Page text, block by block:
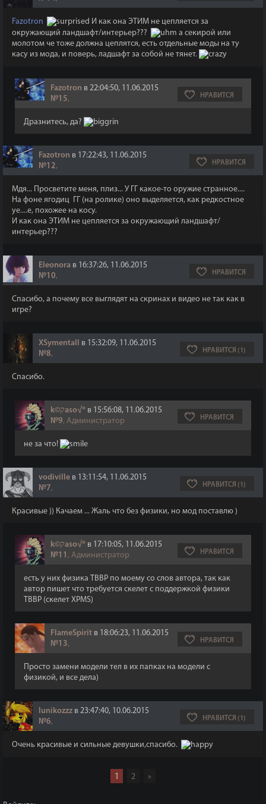
Fazotron
И как она ЭТИМ не цепляется за
окружающий ландшафт/интерьер???
а секирой или
молотом че тоже должна цеплятся, есть отдельные моды на ту
касу из мода, и поверь, ладшафт за собой не тянет.
Fazotron в 22:04:50, 11.06.2015
№15, НРАВИТСЯ
Дразнитесь, да?
Fazotron в 17:22:43, 11.06.2015
№12, НРАВИТСЯ
Мдя... Просветите меня, плиз... У ГГ какое-то оружие странное....
На фоне ягодиц ГГ (на ролике) оно выделяется, как редкостное
уе....е, похожее на косу.
И как она ЭТИМ не цепляется за окружающий ландшафт/
интерьер???
Eleonora в 16:37:26, 11.06.2015
№10, НРАВИТСЯ
Спасибо, а почему все выглядят на скринах и видео не так как в
игре?
XSymentall
в 15:32:09, 11.06.2015
№8, НРАВИТСЯ (1)
Спасибо.
k©קaso√® в 15:56:08, 11.06.2015
№9, Администратор НРАВИТСЯ
не за что!
vodiville в 13:11:54, 11.06.2015
№7, НРАВИТСЯ (1)
Красивые )) Качаем ... Жаль что без физики, но мод поставлю )
k©קaso√® в 17:10:05, 11.06.2015
№11 , Администратор НРАВИТСЯ
есть у них физика TBBP по моему со слов автора, так как
автор пишет что требуется скелет с поддержкой физики
TBBP (скелет XPMS)
FlameSpirit в 18:06:23, 11.06.2015
№13, НРАВИТСЯ
Просто замени модели тел в их папках на модели с
физикой, и все дела)
lunikozzz в 23:47:40, 10.06.2015
№6, НРАВИТСЯ (1)
Очень красивые и сильные девушки,спасибо.
1 2 »